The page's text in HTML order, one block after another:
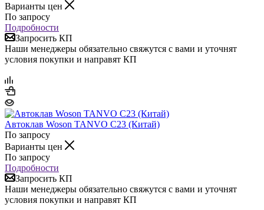
Варианты цен
По запросу
Подробности
Запросить КП
Наши менеджеры обязательно свяжутся с вами и уточнят
условия покупки и направят КП
Автоклав Woson TANVO С23 (Китай)
По запросу
Варианты цен
По запросу
Подробности
Запросить КП
Наши менеджеры обязательно свяжутся с вами и уточнят
условия покупки и направят КП